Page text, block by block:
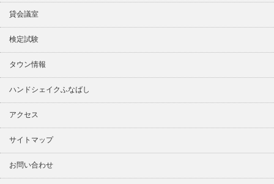
貸会議室
検定試験
タウン情報
ハンドシェイクふなばし
アクセス
サイトマップ
お問い合わせ